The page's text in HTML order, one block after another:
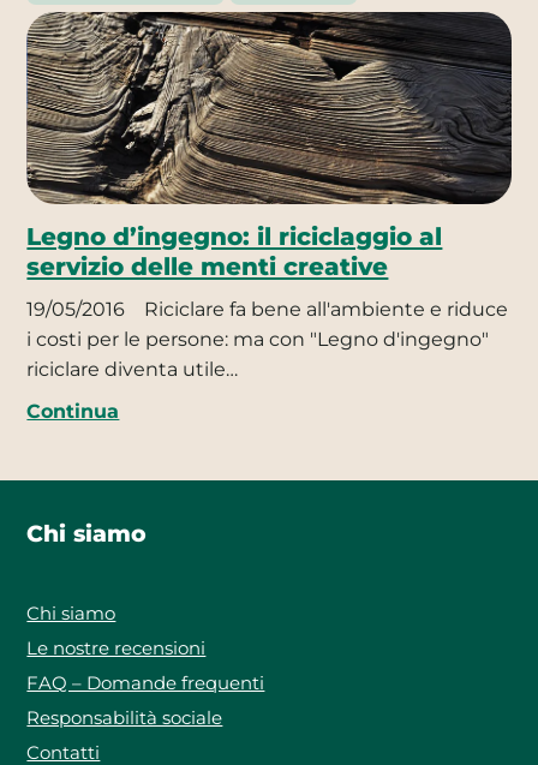
Legno d’ingegno: il riciclaggio al
servizio delle menti creative
19/05/2016
Riciclare fa bene all'ambiente e riduce
i costi per le persone: ma con "Legno d'ingegno"
riciclare diventa utile…
Continua
Chi siamo
Chi siamo
Le nostre recensioni
FAQ – Domande frequenti
Responsabilità sociale
Contatti